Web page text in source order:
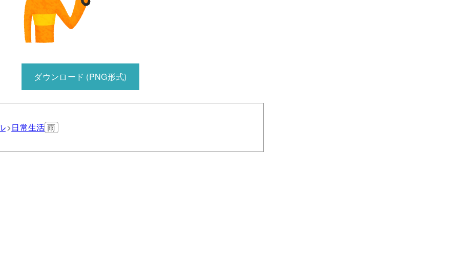
ダウンロード (PNG形式)
日常生活 雨